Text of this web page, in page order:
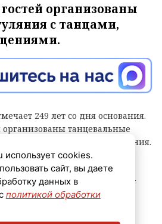
организованы
с танцами,
249 лет со дня основания.
танцевальные
духовых оркестров и угощения.
стала церемония
гражданин города Луга».
власти отметили
вручив им
письма.
использует cookies.
сайт, вы даете
данных в
политикой обработки